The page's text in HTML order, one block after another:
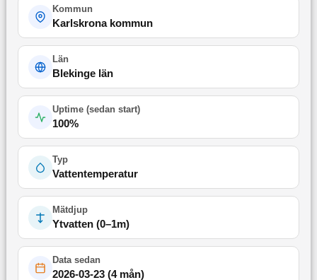
Kommun
Karlskrona kommun
Län
Blekinge län
Uptime (sedan start)
100%
Typ
Vattentemperatur
Mätdjup
Ytvatten (0–1m)
Data sedan
2026-03-23(4 mån)